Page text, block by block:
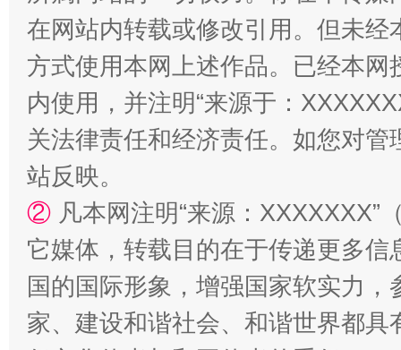
国家大学科技园优化重塑工作
在网站内转载或修改引用。但未
方式使用本网上述作品。已经本
内使用，并注明“来源于：
关法律责任和经济责任。如您对
站反映。
② 凡本网注明“来源：
它媒体，转载目的在于传递更多
国的国际形象，增强国家软实力
家、建设和谐社会、和谐世界都